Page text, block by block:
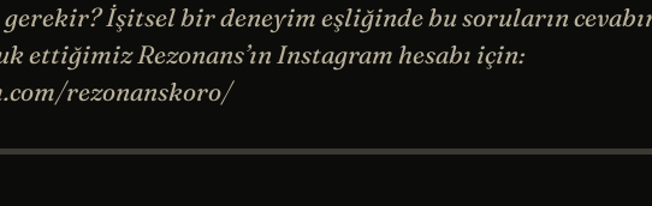
İşitsel bir deneyim eşliğinde bu soruların
ettiğimiz Rezonans’ın Instagram hesabı için:
rezonanskoro/